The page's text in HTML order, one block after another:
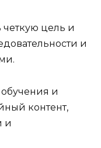
цель и
и
и
контент,
и